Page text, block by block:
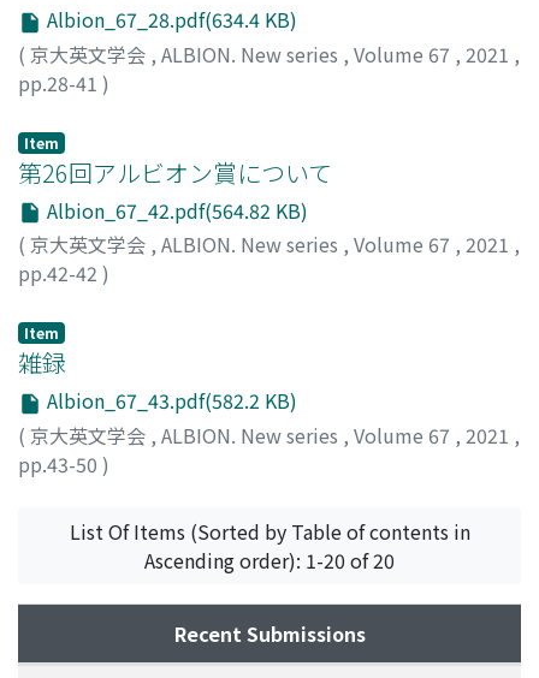
Albion_67_28.pdf(634.4 KB)
( 京大英文学会 , ALBION. New series , Volume 67 , 2021 ,
pp.28-41 )
Item
第26回アルビオン賞について
Albion_67_42.pdf(564.82 KB)
( 京大英文学会 , ALBION. New series , Volume 67 , 2021 ,
pp.42-42 )
Item
雑録
Albion_67_43.pdf(582.2 KB)
( 京大英文学会 , ALBION. New series , Volume 67 , 2021 ,
pp.43-50 )
List Of Items (Sorted by Table of contents in
Ascending order): 1-20 of 20
Recent Submissions